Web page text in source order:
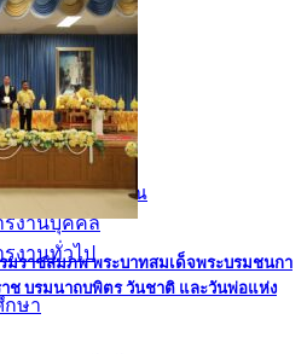
นธกิจ
าร
ำนวยการ
งานวิชาการ
งานงบประมาณ
งานบุคคล
งานทั่วไป
กษา
มราชสมภพ พระบาทสมเด็จพระบรมชนกา
ช บรมนาถบพิตร วันชาติ และวันพ่อแห่ง